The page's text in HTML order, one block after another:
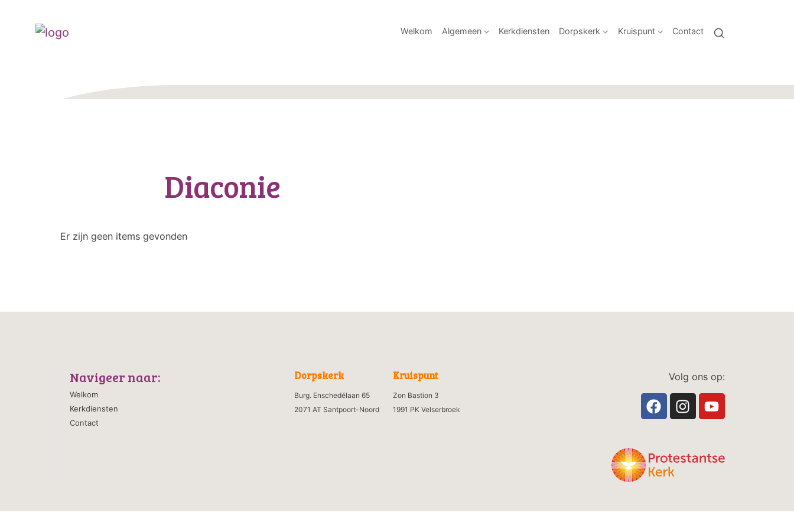
Welkom Algemeen Kerkdiensten Dorpskerk Kruispunt Contact
Diaconie
Er zijn geen items gevonden
Navigeer naar:
Welkom
Kerkdiensten
Contact
Dorpskerk Kruispunt
Burg. Enschedélaan 65
2071 AT Santpoort-Noord
Zon Bastion 3
1991 PK Velserbroek
Volg ons op: